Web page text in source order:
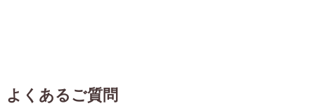
よくあるご質問